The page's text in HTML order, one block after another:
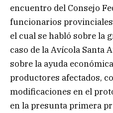
encuentro del Consejo
funcionarios provinciales
el cual se habló sobre la
caso de la Avícola Santa
sobre la ayuda
productores afectados,
modificaciones en el
en la presunta primera